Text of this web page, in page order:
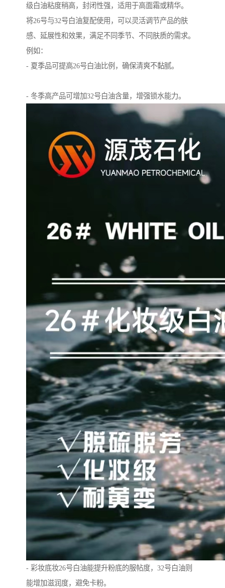
级白油粘度稍高，封闭性强，适用于高面霜或精华。
将26号与32号白油复配使用，可以灵活调节产品的肤
感、延展性和效果，满足不同季节、不同肤质的需求。
例如：
- 夏季品可提高26号白油比例，确保清爽不黏腻。
- 冬季高产品可增加32号白油含量，增强锁水能力。
- 彩妆底妆26号白油能提升粉底的服帖度，32号白油则
能增加滋润度，避免卡粉。